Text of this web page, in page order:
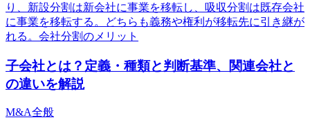
り、新設分割は新会社に事業を移転し、吸収分割は既存会社
に事業を移転する。どちらも義務や権利が移転先に引き継が
れる。会社分割のメリット
子会社とは？定義・種類と判断基準、関連会社と
の違いを解説
M&A全般